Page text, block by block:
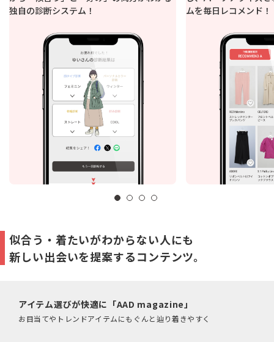
独自の診断システム！
ムを毎日レコメンド！
似合う・着たいがわからない人にも
新しい出会いを提案するコンテンツ。
アイテム選びが快適に「AAD magazine」
お目当てやトレンドアイテムにもぐんと辿り着きやすく